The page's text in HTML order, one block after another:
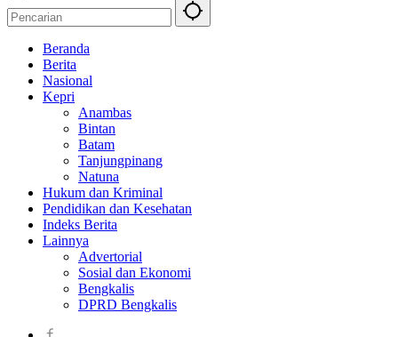
Beranda
Berita
Nasional
Kepri
Anambas
Bintan
Batam
Tanjungpinang
Natuna
Hukum dan Kriminal
Pendidikan dan Kesehatan
Indeks Berita
Lainnya
Advertorial
Sosial dan Ekonomi
Bengkalis
DPRD Bengkalis